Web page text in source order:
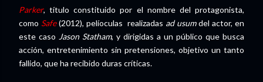
Parker, título constituido por el nombre del protagonista,
como Safe(2012), pelíoculas realizadas ad usumdel actor, en
este caso Jason Statham, y dirigidas a un público que busca
acción, entretenimiento sin pretensiones, objetivo un tanto
fallido, que ha recibido duras críticas.